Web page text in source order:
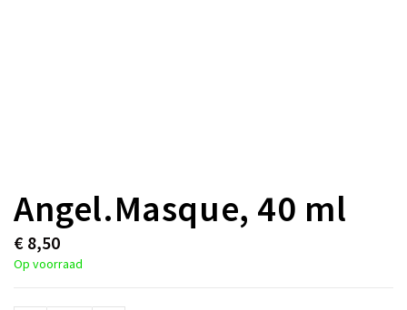
Angel.Masque, 40 ml
€ 8,50
Op voorraad